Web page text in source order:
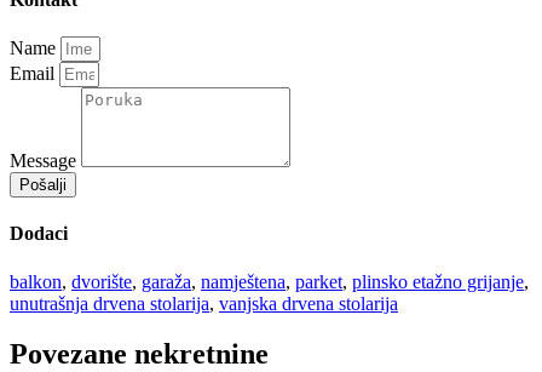
Name
Email
Message
Pošalji
Dodaci
balkon, dvorište, garaža, namještena, parket, plinsko etažno grijanje,
unutrašnja drvena stolarija, vanjska drvena stolarija
Povezane nekretnine